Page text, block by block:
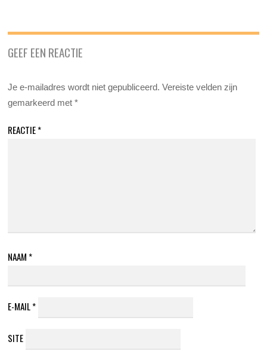
GEEF EEN REACTIE
Je e-mailadres wordt niet gepubliceerd. Vereiste velden zijn
gemarkeerd met*
REACTIE*
NAAM *
E-MAIL*
SITE